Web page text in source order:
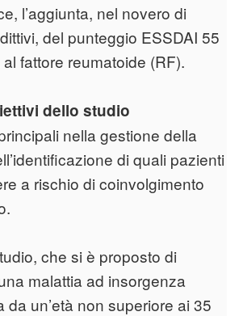
l’aggiunta, nel novero di
del punteggio ESSDAI 55
fattore reumatoide (RF).
dello studio
nella gestione della
di quali pazienti
a rischio di coinvolgimento
che si è proposto di
malattia ad insorgenza
da un’età non superiore ai 35